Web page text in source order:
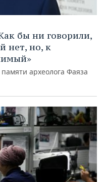
бы ни говорили,
нет, но, к
археолога Фаяза